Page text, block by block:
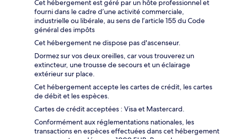
Cet hébergement est géré par un hôte professionnel et
fourni dans le cadre d’une activité commerciale,
industrielle ou libérale, au sens de l’article 155 du Code
général des impôts
Cet hébergement ne dispose pas d'ascenseur.
Dormez sur vos deux oreilles, car vous trouverez un
extincteur, une trousse de secours et un éclairage
extérieur sur place.
Cet hébergement accepte les cartes de crédit, les cartes
de débit et les espèces.
Cartes de crédit acceptées : Visa et Mastercard.
Conformément aux réglementations nationales, les
transactions en espèces effectuées dans cet hébergement